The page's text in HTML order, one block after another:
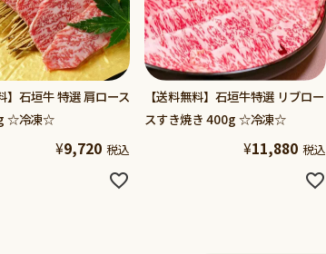
】石垣牛 特選 肩ロース
☆冷凍☆
¥9,720 税込
【送料無料】石垣牛特選 リブロー
スすき焼き 400g ☆冷凍☆
¥11,880 税込